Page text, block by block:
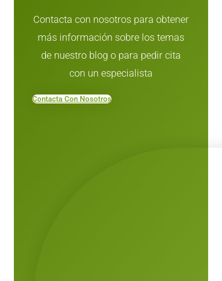
Contacta con nosotros para obtener
más información sobre los temas
de nuestro blog o para pedir cita
con un especialista
Contacta Con Nosotros